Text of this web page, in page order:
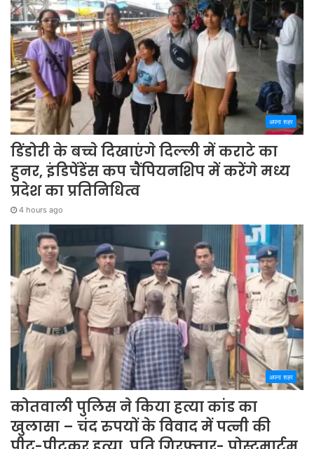
अपना शहर
डिंडोरी के बच्चे दिखाएंगे दिल्ली में कराटे का
हुनर, इंडिपेंडेंस कप चैंपियनशिप में करेंगे मध्य
प्रदेश का प्रतिनिधित्व
4 hours ago
अपना शहर
कोतवाली पुलिस ने किया हत्या कांड का
खुलासा – चंद रुपयों के विवाद में पत्नी की